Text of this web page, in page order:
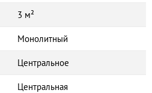
3 м²
Монолитный
Центральное
Центральная